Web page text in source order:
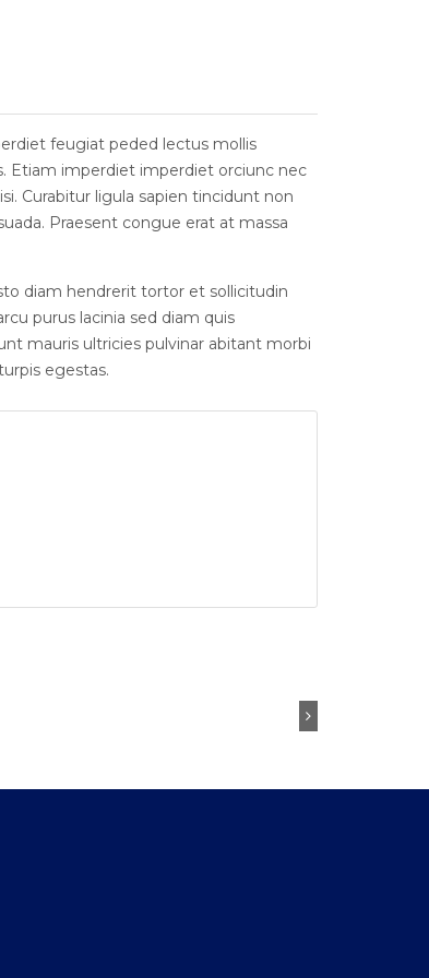
feugiat peded lectus mollis
Etiam imperdiet imperdiet orciunc nec
Curabitur ligula sapien tincidunt non
Praesent congue erat at massa
diam hendrerit tortor et sollicitudin
purus lacinia sed diam quis
mauris ultricies pulvinar abitant morbi
egestas.